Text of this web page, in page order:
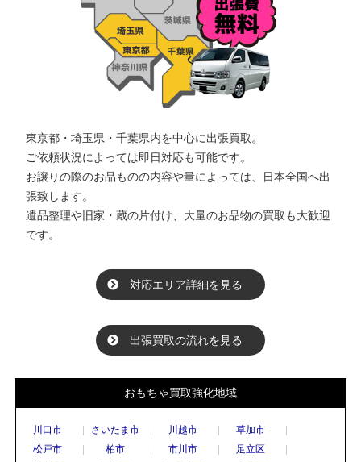
東京都・埼玉県・千葉県内を中心に出張買取。
ご依頼状況によっては即日対応も可能です。
お譲りの際のお品ものの内容や量によっては、日本全国へ出
張致します。
遺品整理や旧家・蔵の片付け、大量のお品物の買取も大歓迎
です。
対応エリア詳細を見る
出張買取の流れを見る
おもちゃ買取強化地域
川口市 さいたま市 川越市
草加市
松戸市
柏市 市川市
足立区